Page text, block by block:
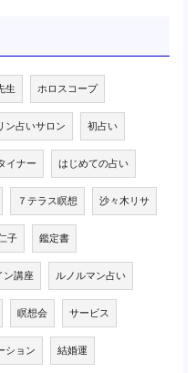
生 ホロスコープ
ン占いサロン 初占い
イナー はじめての占い
７テラス瞑想 沙々木リサ
子 鑑定書
ン講座 ルノルマン占い
瞑想会 サービス
ション 結婚運